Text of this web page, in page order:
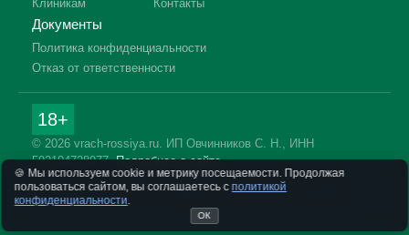
Клиникам
Контакты
Документы
Политика конфиденциальности
Отказ от ответственности
18+
© 2026 vrach-rossiya.ru. ИП Овчинников С. Н., ИНН
592104728977.Подробнее о сайте
Информация на сайте не заменяет приём врача. Имеются
противопоказания, необходима консультация специалиста.
🍪 Мы используем cookie и метрику посещаемости. Продолжая
пользоваться сайтом, вы соглашаетесь с политикой
конфиденциальности
ОК